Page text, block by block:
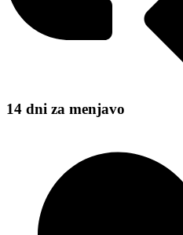
14 dni za menjavo